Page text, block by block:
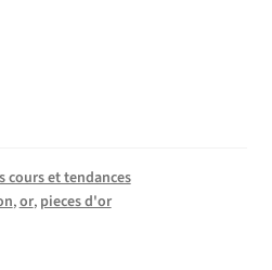
cours et tendances
,or, pieces d'or